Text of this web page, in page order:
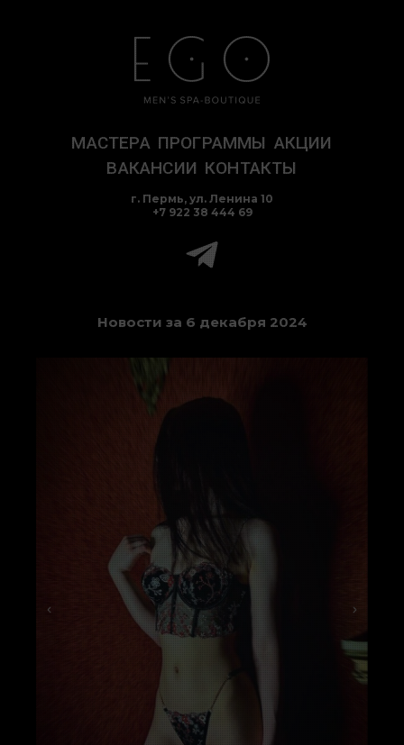
МАСТЕРА ПРОГРАММЫ АКЦИИ
ВАКАНСИИ КОНТАКТЫ
г. Пермь, ул. Ленина 10
+7 922 38 444 69
Новости за 6 декабря 2024